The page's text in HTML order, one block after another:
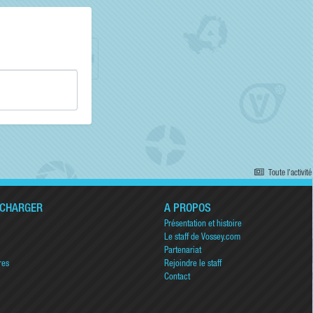
Toute l’activité
A PROPOS
Présentation et histoire
Le staff de Vossey.com
Partenariat
Rejoindre le staff
Contact